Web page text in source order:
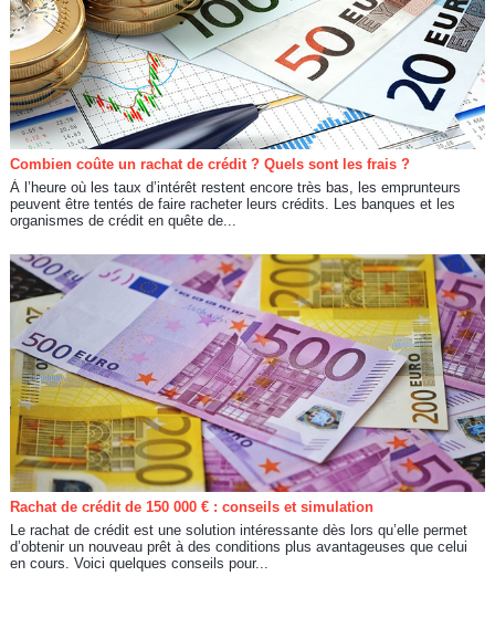
Combien coûte un rachat de crédit ? Quels sont les frais ?
À l’heure où les taux d’intérêt restent encore très bas, les emprunteurs
peuvent être tentés de faire racheter leurs crédits. Les banques et les
organismes de crédit en quête de...
Rachat de crédit de 150 000 € : conseils et simulation
Le rachat de crédit est une solution intéressante dès lors qu’elle permet
d’obtenir un nouveau prêt à des conditions plus avantageuses que celui
en cours. Voici quelques conseils pour...